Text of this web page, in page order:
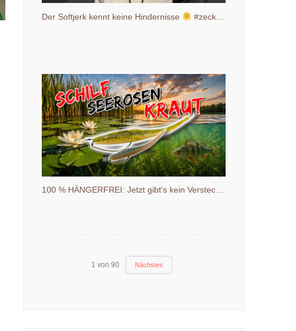
Der Softjerk kennt keine Hindernisse #zeckfishing #shakystick #barschangeln
1 von 90 Nächstes